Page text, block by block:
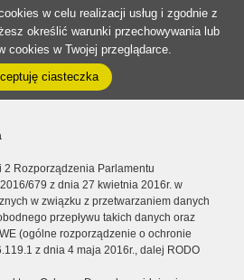
w celu realizacji usług i zgodnie z
określić warunki przechowywania lub
cookies w Twojej przeglądarce.
ciasteczka
2 Rozporządzenia Parlamentu
679 z dnia 27 kwietnia 2016r. w
w związku z przetwarzaniem danych
przepływu takich danych oraz
(ogólne rozporządzenie o ochronie
z dnia 4 maja 2016r., dalej RODO